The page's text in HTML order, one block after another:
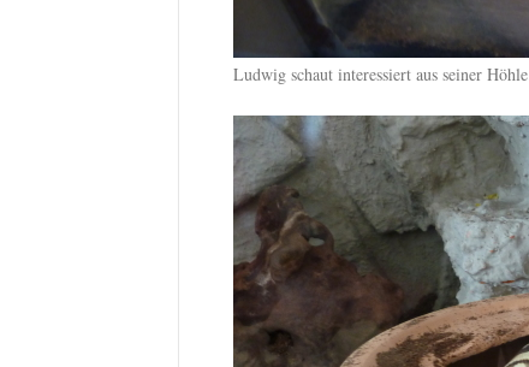
Ludwig schaut interessiert aus seiner Höhle